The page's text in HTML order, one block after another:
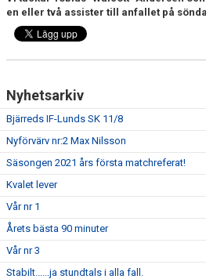
en eller två assister till anfallet på
Nyhetsarkiv
Bjärreds IF-Lunds SK 11/8
Nyförvärv nr:2 Max Nilsson
Säsongen 2021 års första matchreferat!
Kvalet lever
Vår nr 1
Årets bästa 90 minuter
Vår nr 3
Stabilt......ja stundtals i alla fall.